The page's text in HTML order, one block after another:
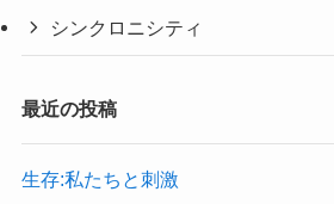
シンクロニシティ
最近の投稿
生存:私たちと刺激